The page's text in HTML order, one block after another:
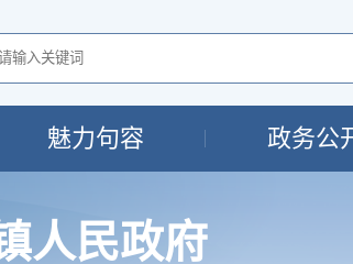
魅力句容 政务公
人民政府